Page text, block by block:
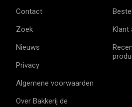
Contact
Zoek
Nieuws
Privacy
Algemene voorwaarden
Over Bakkerij de
Klant